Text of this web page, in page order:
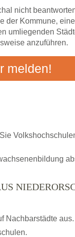
an
nicht
der Kommune,
umliegenden
anzuführen.
melden!
Nachbarstädte aus.